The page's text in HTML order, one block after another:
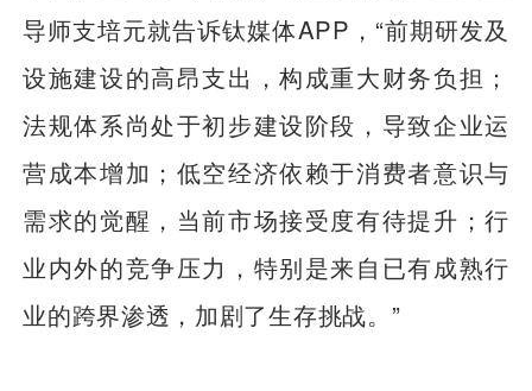
导师支培元就告诉钛媒体APP，“前期研发及
设施建设的高昂支出，构成重大财务负担；
法规体系尚处于初步建设阶段，导致企业运
营成本增加；低空经济依赖于消费者意识与
需求的觉醒，当前市场接受度有待提升；行
业内外的竞争压力，特别是来自已有成熟行
业的跨界渗透，加剧了生存挑战。”